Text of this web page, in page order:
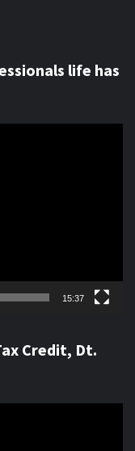
life has
15:37
Credit, Dt.